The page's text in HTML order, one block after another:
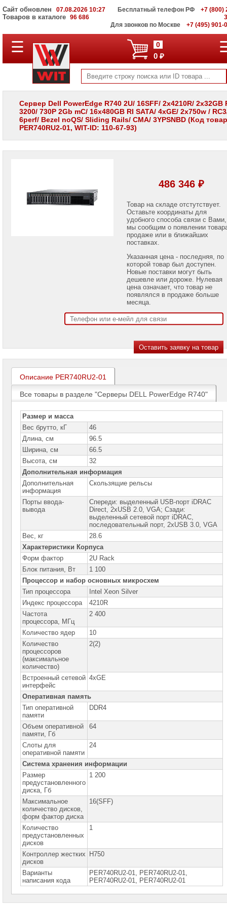
Сайт обновлен 07.08.2026 10:27
Товаров в каталоге 96 686
Бесплатный телефон РФ
+7 (800)
Для звонков по Москве
+7 (495) 901-
ПОЛНЫЙ
КАТАЛОГ
Корпоративные
серверы
WIT
Системы
хранения
данных
Проекторы
Принтеры
Name
Серверы
Huawei
Серверы
DELL
Серверы
DELL
PowerEdge
в
корпусе
Tower
Dell
PowerEdge
для
установки
в
стойку
Серверы
DELL
PowerEdge
C
Серверы
DELL
PowerEdge
R230
Серверы
DELL
PowerEdge
R240
Серверы
DELL
PowerEdge
R250
Серверы
DELL
PowerEdge
R330
Серверы
DELL
PowerEdge
R340
Серверы
DELL
PowerEdge
R350
Серверы
DELL
PowerEdge
R360
Серверы
DELL
PowerEdge
R430
DELL
☰ 0
0 ₽
Сервер Dell PowerEdge R740 2U/ 16SFF/ 2x4210R/ 2x32GB
3200/ 730P 2Gb mC/ 16x480GB RI SATA/ 4xGE/ 2x750w /
6perf/ Bezel noQS/ Sliding Rails/ CMA/ 3YPSNBD (Код
PER740RU2-01, WIT-ID: 110-67-93)
486 346 ₽
Товар на складе отстутствует.
Оставьте координаты для
удобного способа связи с Вами,
мы сообщим о появлении
продаже или в ближайших
поставках.
Указанная цена - последняя, по
которой товар был доступен.
Новые поставки могут быть
дешевле или дороже. Нулевая
цена означает, что товар не
появлялся в продаже больше
месяца.
Описание PER740RU2-01
Все товары в разделе "Серверы DELL PowerEdge R740"
Размер и масса
Вес брутто, кГ
46
Длина, см
96.5
Ширина, см
66.5
Высота, см
32
Дополнительная информация
Дополнительная
информация
Скользящие рельсы
Порты ввода-
вывода
Спереди: выделенный USB-порт iDRAC
Direct, 2xUSB 2.0, VGA; Сзади:
выделенный сетевой порт iDRAC,
последовательный порт, 2xUSB 3.0, VGA
Вес, кг
28.6
Характеристики Корпуса
Форм фактор
2U Rack
Блок питания, Вт
1 100
Процессор и набор основных микросхем
Тип процессора
Intel Xeon Silver
Индекс процессора
4210R
Частота
процессора, МГц
2 400
Количество ядер
10
Количество
процессоров
(максимальное
количество)
2(2)
Встроенный сетевой
интерфейс
4xGE
Оперативная память
Тип оперативной
памяти
DDR4
Объем оперативной
памяти, Гб
64
Слоты для
оперативной памяти
24
Система хранения информации
Размер
предустановленного
диска, Гб
1 200
Максимальное
количество дисков,
форм фактор диска
16(SFF)
Количество
предустановленных
дисков
1
Контроллер жестких
дисков
H750
Варианты
написания кода
PER740RU2-01, PER740RU2-01,
PЕR740RU2-01, РЕR740RU2-01